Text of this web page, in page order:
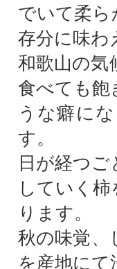
でいて柔ら
存分に味わ
和歌山の気
食べても飽
うな癖に
す。
日が経つ
していく
ります。
秋の味覚、
を産地にて